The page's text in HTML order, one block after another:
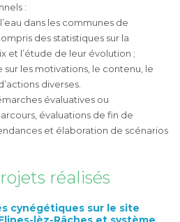
:
dans les communes de
des statistiques sur la
et l’étude de leur évolution ;
sur les motivations, le contenu, le
diverses.
évaluatives ou
évaluations de fin de
et élaboration de scénarios
réalisés
cynégétiques sur le site